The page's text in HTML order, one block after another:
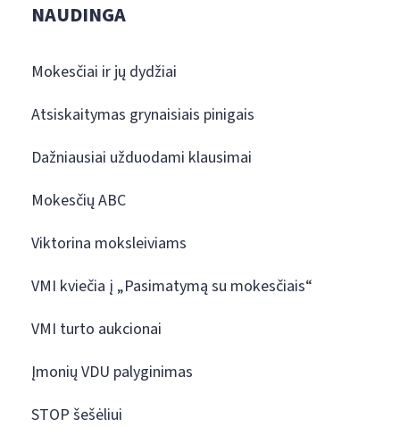
NAUDINGA
Mokesčiai ir jų dydžiai
Atsiskaitymas grynaisiais pinigais
Dažniausiai užduodami klausimai
Mokesčių ABC
Viktorina moksleiviams
VMI kviečia į „Pasimatymą su mokesčiais“
VMI turto aukcionai
Įmonių VDU palyginimas
STOP šešėliui